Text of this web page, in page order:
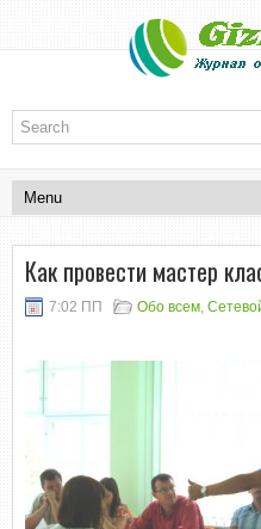
Как провести мастер
7:02 ПП Обо всем,